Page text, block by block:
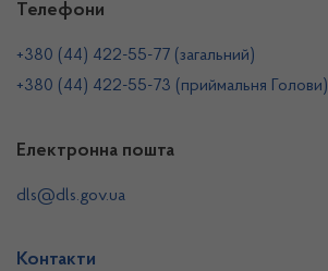
Телефони
+380 (44) 422-55-77 (загальний)
+380 (44) 422-55-73 (приймальня Голови)
Електронна пошта
dls@dls.gov.ua
Контакти